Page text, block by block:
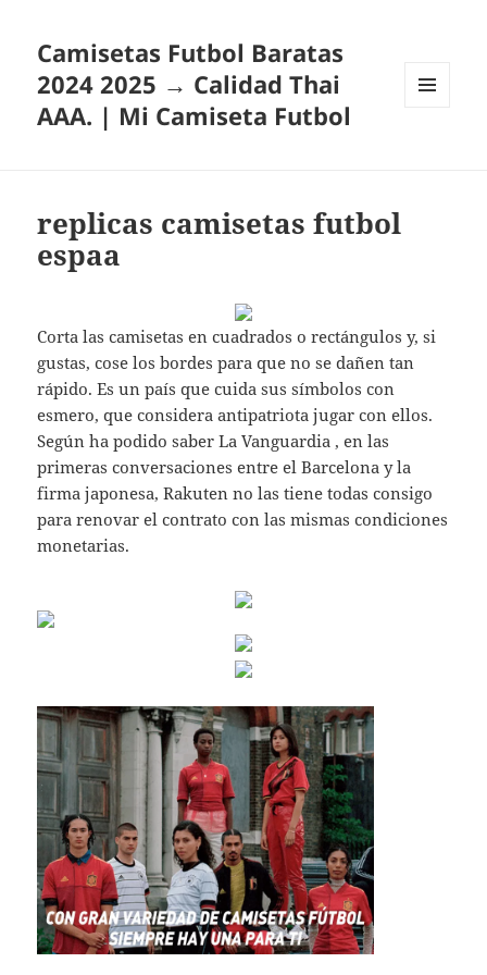
Camisetas Futbol Baratas
2024 2025 → Calidad Thai
AAA. | Mi Camiseta Futbol
replicas camisetas futbol
espaa
Corta las camisetas en cuadrados o rectángulos y, si
gustas, cose los bordes para que no se dañen tan
rápido. Es un país que cuida sus símbolos con
esmero, que considera antipatriota jugar con ellos.
Según ha podido saber La Vanguardia , en las
primeras conversaciones entre el Barcelona y la
firma japonesa, Rakuten no las tiene todas consigo
para renovar el contrato con las mismas condiciones
monetarias.